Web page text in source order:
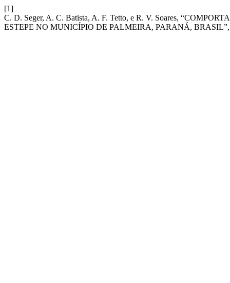
[1]
C. D. Seger, A. C. Batista, A. F. Tetto, e R. V. Soares,
ESTEPE NO MUNICÍPIO DE PALMEIRA, PARANÁ,